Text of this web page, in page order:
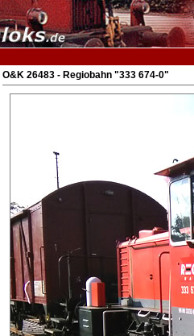
O&K 26483 - Regiobahn "333 674-0"